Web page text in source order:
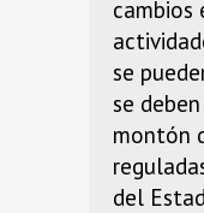
cambios
se
se
montón
del